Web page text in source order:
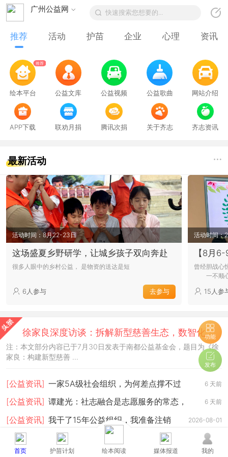
广州公益网 快速搜索您想要的...
推荐 活动 护苗 企业 心理 资讯
绘本平台
推荐
公益文库 公益视频 公益歌曲 网站介绍
APP下载 联劝月捐 腾讯次捐 关于齐志 齐志资讯
最新活动
活动时间：8月22-23日
这场盛夏乡野研学，让城乡孩子双向奔赴
很多人眼中的乡村公益， 是物资的送达是短
6人参与 去参与
活动时间：
曾经胆战心
一不顺心
15人参
徐家良深度访谈：拆解新型慈善生态，数智化
注：本文部分内容已于7月30日发表于南都公益基金会，题目为《徐
家良：构建新型慈善 ...
6 天前
[公益资讯] 一家5A级社会组织，为何差点撑不过
2026？
6 天前
[公益资讯] 谭建光：社志融合是志愿服务的常态，
但不是
2026-08-01
[公益资讯] 我干了15年公益组织，我准备注销
了！
2026-08-01
[护苗计划]
积木学安全，平安伴成长｜乐乐箱·
粤公网安备44010402001949
功能
发布
首页 护苗计划 绘本阅读 媒体报道 我的